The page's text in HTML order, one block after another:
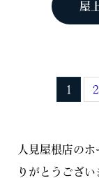
屋
1 2
人見屋根店の
りがとうござい